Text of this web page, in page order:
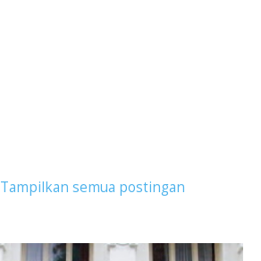
Tampilkan semua postingan